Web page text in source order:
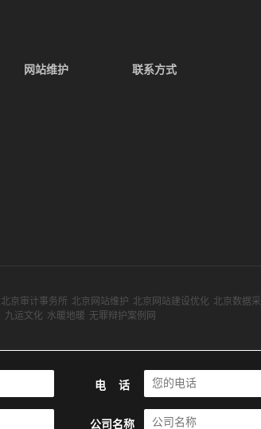
网站维护 联系方式
北京审计事务所 北京网站维护 北京网站建设优化 北京数据
九运文化 水暖地暖 无罪辩护案例网
电 话
公司名称